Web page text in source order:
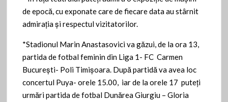
de epocă, cu exponate care de fiecare data au stârnit
admiraţia şi respectul vizitatorilor.
*Stadionul Marin Anastasovici va găzui, de la ora 13,
partida de fotbal feminin din Liga 1- FC Carmen
Bucureşti- Poli Timişoara. După partidă va avea loc
concertul Puya- orele 15.00, iar de la orele 17 puteţi
urmări partida de fotbal Dunărea Giurgiu – Gloria